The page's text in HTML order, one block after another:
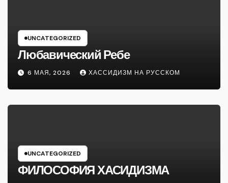
UNCATEGORIZED
Любавический Ребе
6 МАЯ, 2026 ХАССИДИЗМ НА РУССКОМ
UNCATEGORIZED
ФИЛОСОФИЯ ХАСИДИЗМА